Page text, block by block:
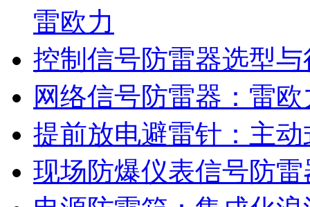
雷欧力
控制信号防雷器选型
网络信号防雷器：雷
提前放电避雷针：主
现场防爆仪表信号防